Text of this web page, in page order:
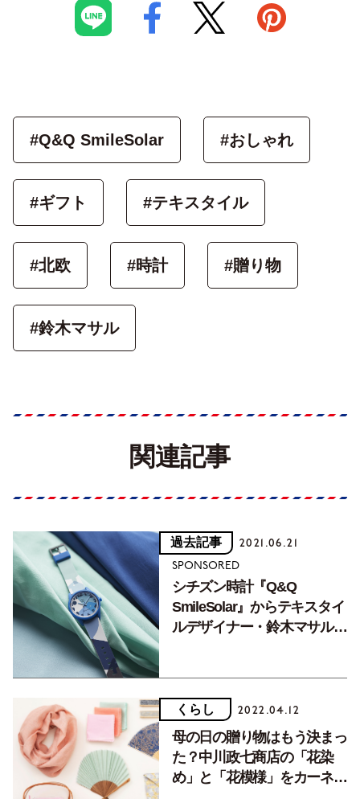
#Q&Q SmileSolar #おしゃれ
#ギフト #テキスタイル
#北欧 #時計 #贈り物
#鈴木マサル
関連記事
過去記事 2021.06.21
SPONSORED
シチズン時計『Q&Q
SmileSolar』からテキスタイ
ルデザイナー・鈴木マサル氏
くらし 2022.04.12
母の日の贈り物はもう決まっ
た？中川政七商店の「花染
め」と「花模様」をカーネー